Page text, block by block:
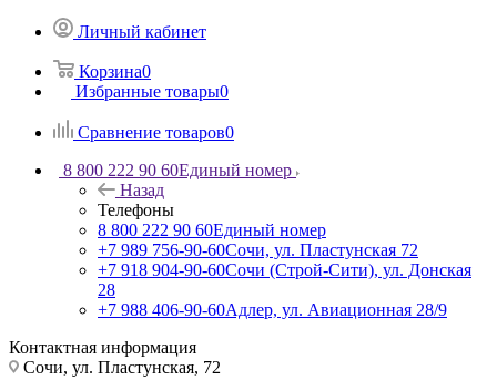
Личный кабинет
Корзина0
Избранные товары0
Сравнение товаров0
8 800 222 90 60Единый номер
Назад
Телефоны
8 800 222 90 60Единый номер
+7 989 756-90-60Сочи, ул. Пластунская 72
+7 918 904-90-60Сочи (Строй-Сити), ул. Донская
28
+7 988 406-90-60Адлер, ул. Авиационная 28/9
Контактная информация
Сочи, ул. Пластунская, 72